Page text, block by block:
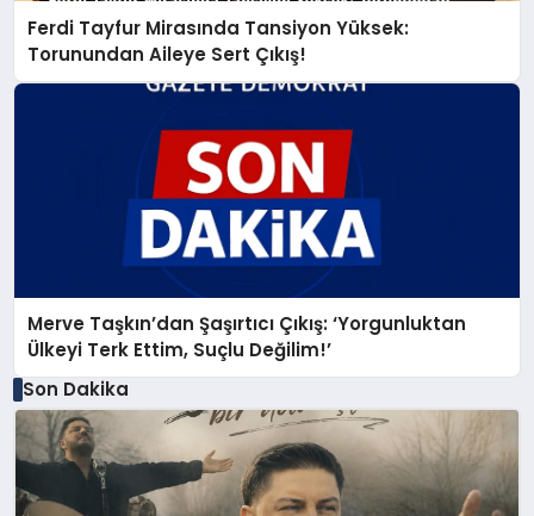
Ferdi Tayfur Mirasında Tansiyon Yüksek:
Torunundan Aileye Sert Çıkış!
Merve Taşkın’dan Şaşırtıcı Çıkış: ‘Yorgunluktan
Ülkeyi Terk Ettim, Suçlu Değilim!’
Son Dakika